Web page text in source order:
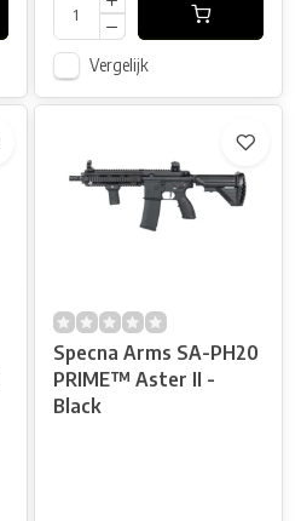
Vergelijk
Specna Arms SA-PH20
PRIME™ Aster II -
Black